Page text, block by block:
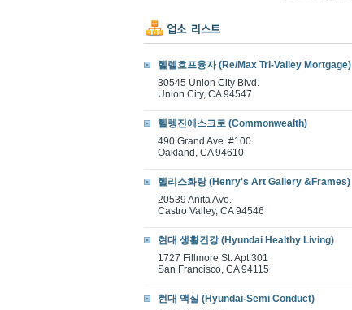
헬렐호프융자 (Re/Max Tri-Valley Mortgage)
30545 Union City Blvd.
Union City, CA 94547
헬렝진에스크로 (Commonwealth)
490 Grand Ave. #100
Oakland, CA 94610
헬리스화랑 (Henry's Art Gallery &Frames)
20539 Anita Ave.
Castro Valley, CA 94546
현대 생활건강 (Hyundai Healthy Living)
1727 Fillmore St. Apt 301
San Francisco, CA 94115
현대 액실 (Hyundai-Semi Conduct)